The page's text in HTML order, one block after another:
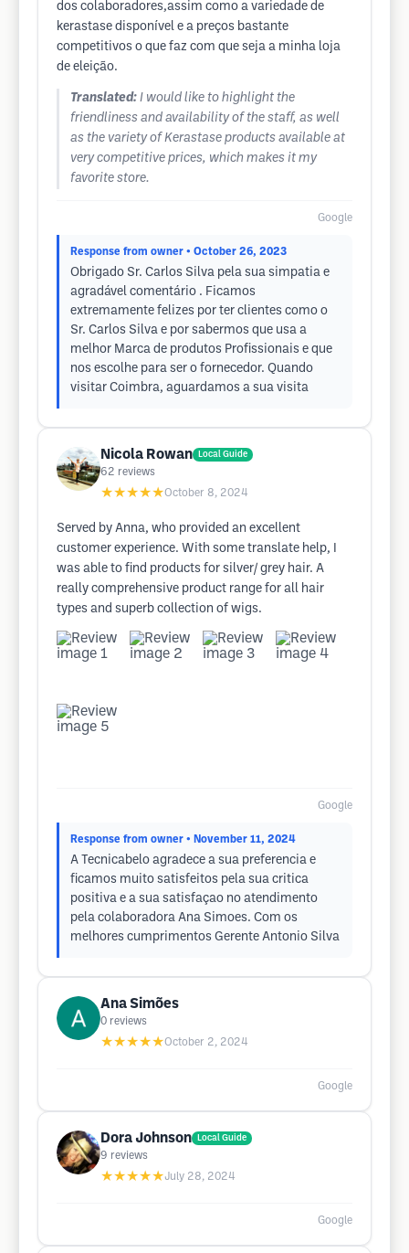
dos colaboradores,assim como a variedade de
kerastase disponível e a preços bastante
competitivos o que faz com que seja a minha loja
de eleição.
Translated: I would like to highlight the
friendliness and availability of the staff, as well
as the variety of Kerastase products available at
very competitive prices, which makes it my
favorite store.
Google
Response from owner • October 26, 2023
Obrigado Sr. Carlos Silva pela sua simpatia e
agradável comentário . Ficamos
extremamente felizes por ter clientes como o
Sr. Carlos Silva e por sabermos que usa a
melhor Marca de produtos Profissionais e que
nos escolhe para ser o fornecedor. Quando
visitar Coimbra, aguardamos a sua visita
Nicola Rowan Local Guide
62 reviews
★★★★★October 8, 2024
Served by Anna, who provided an excellent
customer experience. With some translate help, I
was able to find products for silver/ grey hair. A
really comprehensive product range for all hair
types and superb collection of wigs.
Google
Response from owner • November 11, 2024
A Tecnicabelo agradece a sua preferencia e
ficamos muito satisfeitos pela sua critica
positiva e a sua satisfaçao no atendimento
pela colaboradora Ana Simoes. Com os
melhores cumprimentos Gerente Antonio Silva
Ana Simões
0 reviews
★★★★★October 2, 2024
Google
Dora Johnson Local Guide
9 reviews
★★★★★July 28, 2024
Google